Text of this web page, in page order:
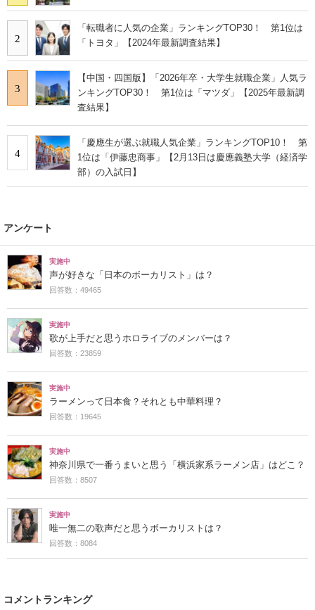
2
「転職者に人気の企業」ランキングTOP30！ 第1位は
「トヨタ」【2024年最新調査結果】
3
【中国・四国版】「2026年卒・大学生就職企業」人気ラ
ンキングTOP30！ 第1位は「マツダ」【2025年最新調
査結果】
4
「慶應生が選ぶ就職人気企業」ランキングTOP10！ 第
1位は「伊藤忠商事」【2月13日は慶應義塾大学（経済学
部）の入試日】
アンケート
実施中
声が好きな「日本のボーカリスト」は？
回答数：49465
実施中
歌が上手だと思うホロライブのメンバーは？
回答数：23859
実施中
ラーメンって日本食？それとも中華料理？
回答数：19645
実施中
神奈川県で一番うまいと思う「横浜家系ラーメン店」はどこ？
回答数：8507
実施中
唯一無二の歌声だと思うボーカリストは？
回答数：8084
コメントランキング